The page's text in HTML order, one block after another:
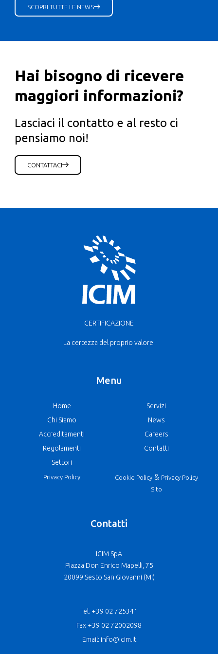
SCOPRI TUTTE LE NEWS
Hai bisogno di ricevere
maggiori informazioni?
Lasciaci il contatto e al resto ci
pensiamo noi!
CONTATTACI
CERTIFICAZIONE
La certezza del proprio valore.
Menu
Home
Chi Siamo
Accreditamenti
Regolamenti
Settori
Privacy Policy
Servizi
News
Careers
Contatti
Cookie Policy& Privacy Policy
Sito
Contatti
ICIM SpA
Piazza Don Enrico Mapelli, 75
20099 Sesto San Giovanni (MI)
Tel. +39 02 725341
Fax +39 02 72002098
Email: info@icim.it